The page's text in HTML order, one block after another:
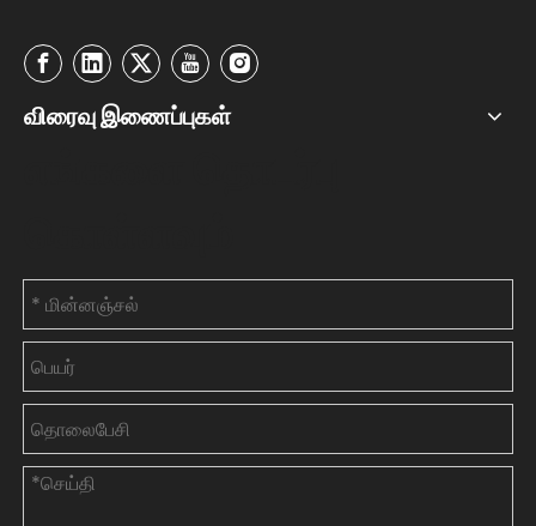
விரைவு இணைப்புகள்